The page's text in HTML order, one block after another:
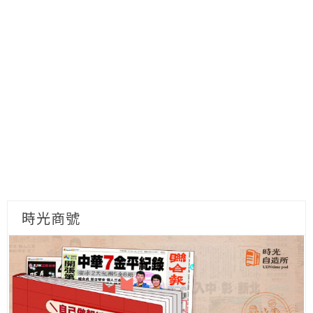
時光商號